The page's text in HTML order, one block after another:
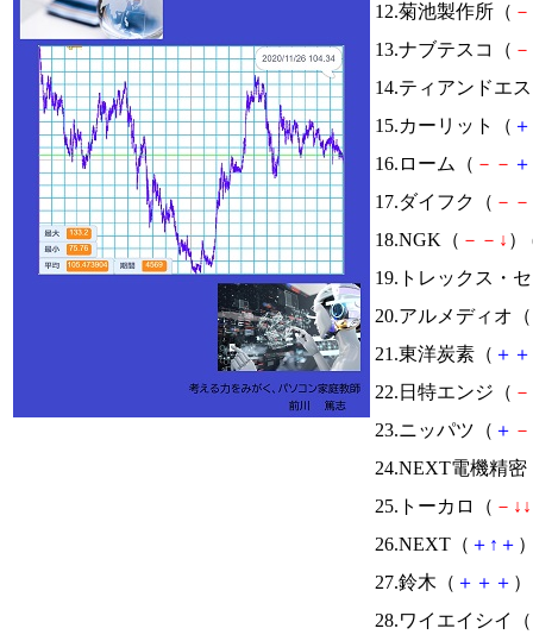
12.菊池製作所（ －
13.ナブテスコ（ －
14.ティアンドエ
15.カーリット（ ＋
16.ローム（ － － ＋
17.ダイフク（ － －
18.NGK（ － － ↓ ）
19.トレックス・
20.アルメディオ（
21.東洋炭素（ ＋ ＋
22.日特エンジ（ －
23.ニッパツ（ ＋ －
24.NEXT電機精密
25.トーカロ（ － ↓ ↓
26.NEXT（ ＋ ↑ ＋
27.鈴木（ ＋ ＋ ＋
28.ワイエイシイ（